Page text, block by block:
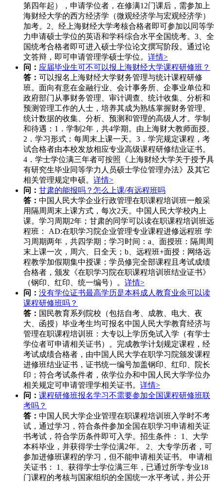
第四年起），申请学位者，在修满12门课后，需参加上
海财经大学的西方经济学（微观经济学与宏观经济学）
加考。2、经上海财经大学考核合格者即可参加以同等学
力申请硕士学位的英语和学科综合水平全国统考。3、全
国统考合格者即可进入硕士学位论文撰写阶段。通过论
文答辩，即可申请管理学硕士学位。 详情>
问： 应届毕业生可不可以报上海财经大学课程研修班？
答： 可以报名上海财经大学财务管理与统计课程研修
班。面向有意在金融行业、会计事务所、企事业单位和
政府部门从事财务管理、审计调查、统计收集、分析和
预测管理工作的人士，培养其成为熟练掌握财务管理、
统计数据的收集、分析、预测和管理的高级人才。学制
和待遇：1．学制2年，共4学期。由上海财大教师面授。
2．学习形式：每周末上课一天。3．学完规定课程，考
试合格者由本校发放相应专业高级课程研修结业证书。
4．学士学位满三年者可按照《上海财经大学关于授予具
有研究生毕业同等学力人员硕士学位管理办法》及其它
相关管理规定申硕。 详情>
问： 甘肃的能报吗？怎么上课/有远程班吗
答： 中国人民大学企业行政管理在职课程培训班一般采
用隔周周末上课方式，每次2天。中国人民大学校内上
课。学习周期2年；甘肃的同学可以读在职课程培训班远
程班： AD:在职学习院企业管理专业课程进修远程班 学
习周期两年，共四学期；学习时间：a、面授班：隔周周
末上课一次，周六、日全天；b、远程班+面授：网络远
程教学加假期集中授课；学员修完全部课程且考试成绩
合格者，颁发《在职学习院在职课程培训班结业证书》
（钢印、红印、统一编号）。 详情>
问： 没有学位证书最高学历是本科成人教育业余可以读
课程研修班吗？
答： 国民教育系列院校（包括自考、成教、电大、夜
大、函授）毕业考生均可报名中国人民大学教育经济与
管理在职课程培训班：大专以上学历免试入学（有学士
学位者可申请相关证书）。完成教学计划规定课程，经
考试成绩合格者，由中国人民大学在职学习院颁发课程
进修班结业证书，证书统一编号加盖钢印、红印、院长
印；符合考试条件者，依学位办和中国人民大学学位办
相关规定可申请管理学相关证书。 详情>
问： 课程研修班报名学习不需要参加全国课程研修班联
考吗？
答： 中国人民大学企业管理在职课程培训班入学时不考
试，通过学习，符合条件参加全国在职学习申请相关证
书考试，符合学历条件即可入学。招生条件： 1、大学
本科毕业，并获得学士学位满2年。 2、大专学历者，可
参加进修班课程的学习，但不能申请相关证书。 申请相
关证书： 1、获得学士学位满三年，已通过所学专业18
门课程的考核与国家组织的全国统一水平考试，并公开